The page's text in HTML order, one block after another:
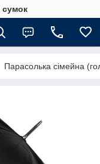
сумок
Парасолька сімейна